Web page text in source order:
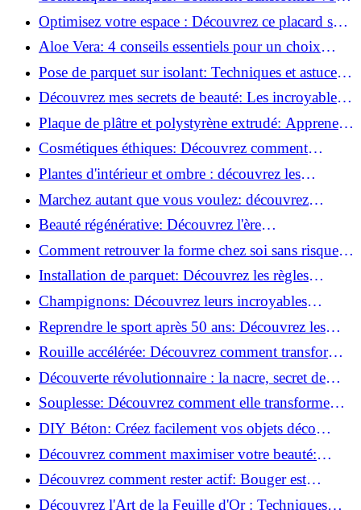
routine beauté!
Optimisez votre espace : Découvrez ce placard sous
rampant à portes coulissantes!
Aloe Vera: 4 conseils essentiels pour un choix
parfait!
Pose de parquet sur isolant: Techniques et astuces
pour un sol parfait!
Découvrez mes secrets de beauté: Les incroyables
vertus du raisin!
Plaque de plâtre et polystyrène extrudé: Apprenez
à les coller efficacement!
Cosmétiques éthiques: Découvrez comment
transformer votre routine beauté!
Plantes d'intérieur et ombre : découvrez les
meilleures pour votre maison !
Marchez autant que vous voulez: découvrez
pourquoi c'est bénéfique!
Beauté régénérative: Découvrez l'ère
révolutionnaire de la cosmétique verte!
Comment retrouver la forme chez soi sans risque
de blessure: Techniques et conseils sûrs!
Installation de parquet: Découvrez les règles
essentielles à respecter!
Champignons: Découvrez leurs incroyables
pouvoirs antioxydants!
Reprendre le sport après 50 ans: Découvrez les
meilleures méthodes!
Rouille accélérée: Découvrez comment transformer
la corrosion en déco tendance!
Découverte révolutionnaire : la nacre, secret de
régénération inouï !
Souplesse: Découvrez comment elle transforme
votre performance sportive!
DIY Béton: Créez facilement vos objets déco
tendance!
Découvrez comment maximiser votre beauté:
Astuces et secrets révélés!
Découvrez comment rester actif: Bouger est
toujours possible!
Découvrez l'Art de la Feuille d'Or : Techniques